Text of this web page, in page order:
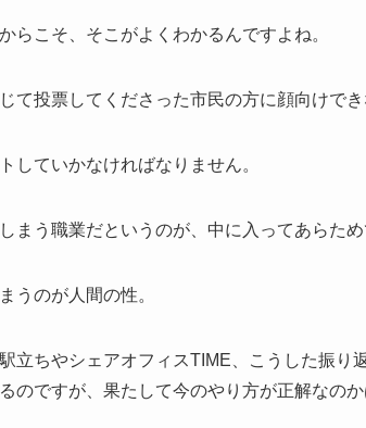
らこそ、そこがよくわかるんですよね。
て投票してくださった市民の方に顔向けで
していかなければなりません。
まう職業だというのが、中に入ってあらた
うのが人間の性。
立ちやシェアオフィスTIME、こうした振り
のですが、果たして今のやり方が正解なの